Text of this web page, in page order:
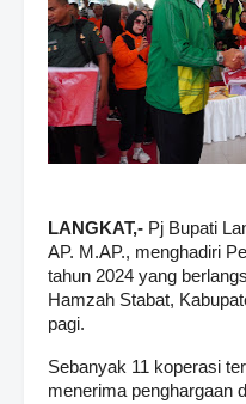
LANGKAT,- Pj Bupati
AP. M.AP., menghadiri
tahun 2024 yang
Hamzah Stabat,
pagi.
Sebanyak 11 koperasi
menerima penghargaan